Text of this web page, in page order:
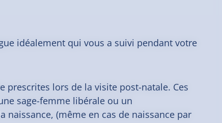
idéalement qui vous a suivi pendant votre
prescrites lors de la visite post-natale. Ces
sage-femme libérale ou un
naissance, (même en cas de naissance par